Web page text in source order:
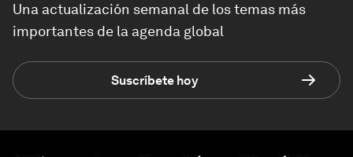
Una actualización semanal de los temas más
importantes de la agenda global
Suscríbete hoy